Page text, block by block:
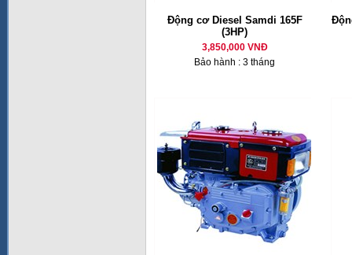
Động cơ Diesel Samdi 165F
(3HP)
3,850,000 VNĐ
Bảo hành : 3 tháng